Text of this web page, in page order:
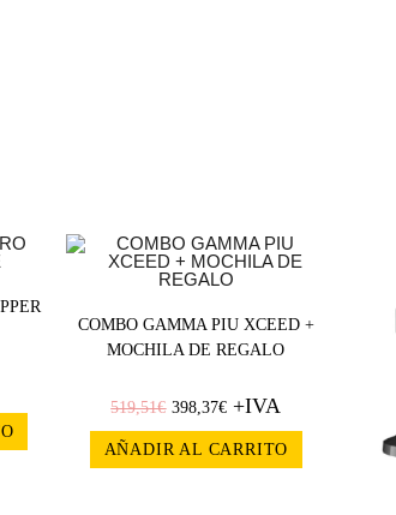
COMBO GAMMA PIU XCEED +
MOCHILA DE REGALO
519,51€ 398,37€ +IVA
AÑADIR AL CARRITO